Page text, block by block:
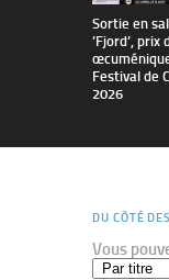
Sortie en
’Fjord’, prix
Festival de
2026
DU CÔTÉ
Vous